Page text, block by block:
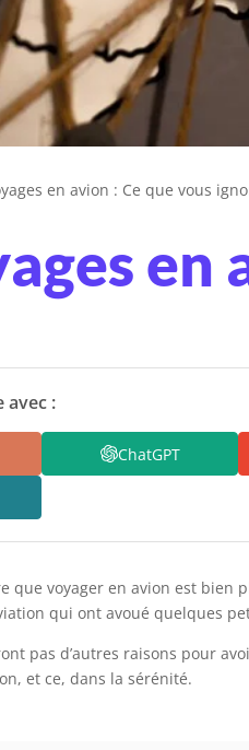
en avion : Ce que vous
en
avec :
ChatGPT
que voyager en avion est bien
qui ont avoué quelques
pas d’autres raisons pour
et ce, dans la sérénité.